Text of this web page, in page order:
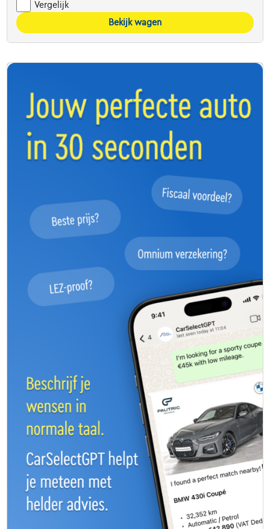
Vergelijk
Bekijk wagen